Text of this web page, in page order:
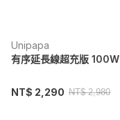
Unipapa
有序延長線超充版 100W
NT$ 2,290 NT$ 2,980